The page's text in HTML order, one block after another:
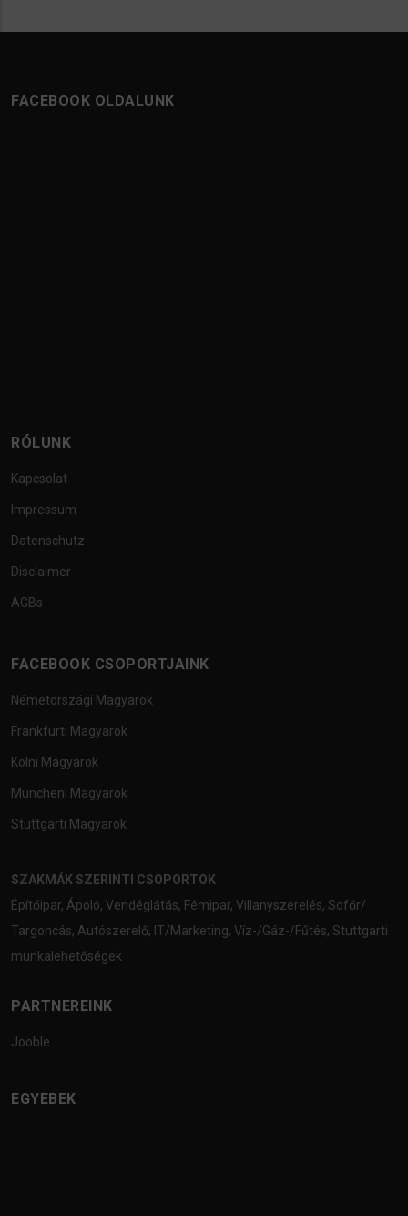
FACEBOOK OLDALUNK
RÓLUNK
Kapcsolat
Impressum
Datenschutz
Disclaimer
AGBs
FACEBOOK CSOPORTJAINK
Németországi Magyarok
Frankfurti Magyarok
Kölni Magyarok
Müncheni Magyarok
Stuttgarti Magyarok
SZAKMÁK SZERINTI CSOPORTOK
Építőipar, Ápoló, Vendéglátás, Fémipar, Villanyszerelés, Sofőr/
Targoncás, Autószerelő, IT/Marketing, Víz-/Gáz-/Fűtés, Stuttgarti
munkalehetőségek
PARTNEREINK
Jooble
EGYEBEK